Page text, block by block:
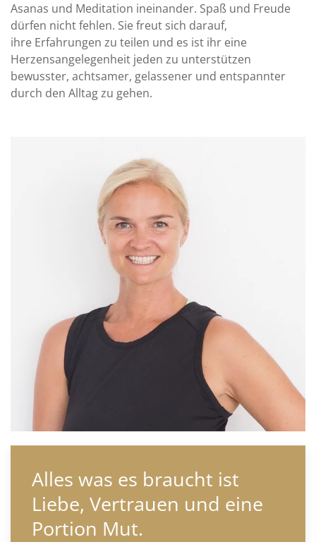
Asanas und Meditation ineinander. Spaß und Freude
dürfen nicht fehlen. Sie freut sich darauf,
ihre Erfahrungen zu teilen und es ist ihr eine
Herzensangelegenheit jeden zu unterstützen
bewusster, achtsamer, gelassener und entspannter
durch den Alltag zu gehen.
Alles was es braucht ist
Liebe, Vertrauen und eine
Portion Mut.